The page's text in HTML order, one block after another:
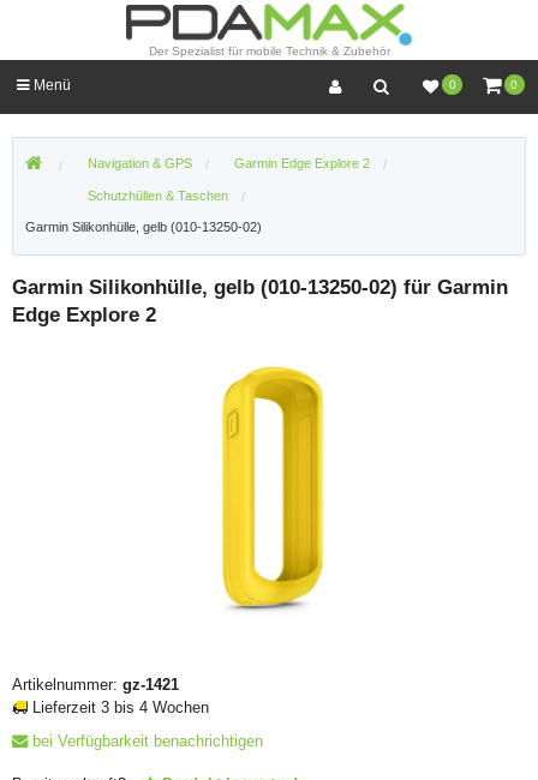
Der Spezialist für mobile Technik & Zubehör
0 0
Menü
Navigation & GPS Garmin Edge Explore 2
Schutzhüllen & Taschen
Garmin Silikonhülle, gelb (010-13250-02)
Garmin Silikonhülle, gelb (010-13250-02) für Garmin
Edge Explore 2
Artikelnummer: gz-1421
Lieferzeit 3 bis 4 Wochen
bei Verfügbarkeit benachrichtigen